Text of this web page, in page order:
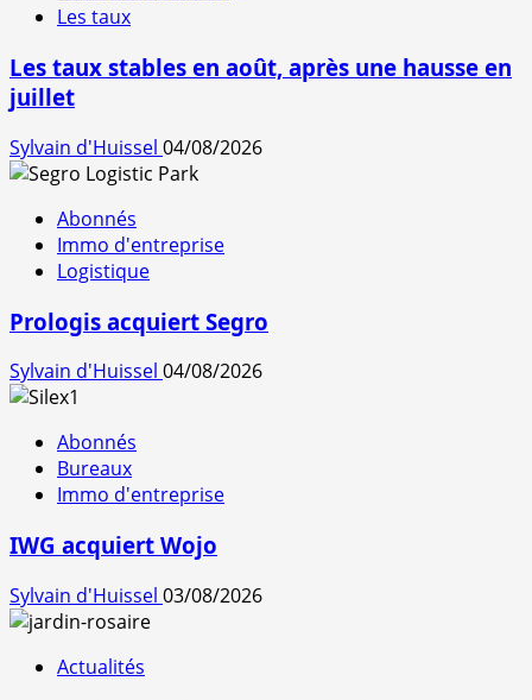
Les taux
Les taux stables en août, après une hausse en
juillet
Sylvain d'Huissel 04/08/2026
Abonnés
Immo d'entreprise
Logistique
Prologis acquiert Segro
Sylvain d'Huissel 04/08/2026
Abonnés
Bureaux
Immo d'entreprise
IWG acquiert Wojo
Sylvain d'Huissel 03/08/2026
Actualités